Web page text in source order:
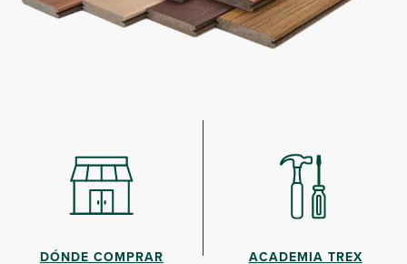
DÓNDE COMPRAR ACADEMIA TREX